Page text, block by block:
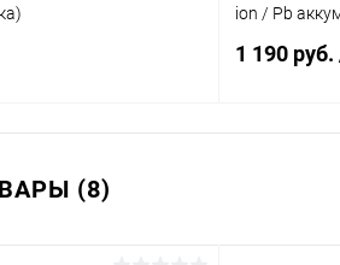
ion / Pb
1 190 руб.
(8)